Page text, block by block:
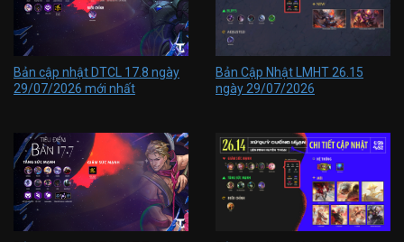
Bản cập nhật DTCL 17.8 ngày
29/07/2026 mới nhất
Bản Cập Nhật LMHT 26.15
ngày 29/07/2026